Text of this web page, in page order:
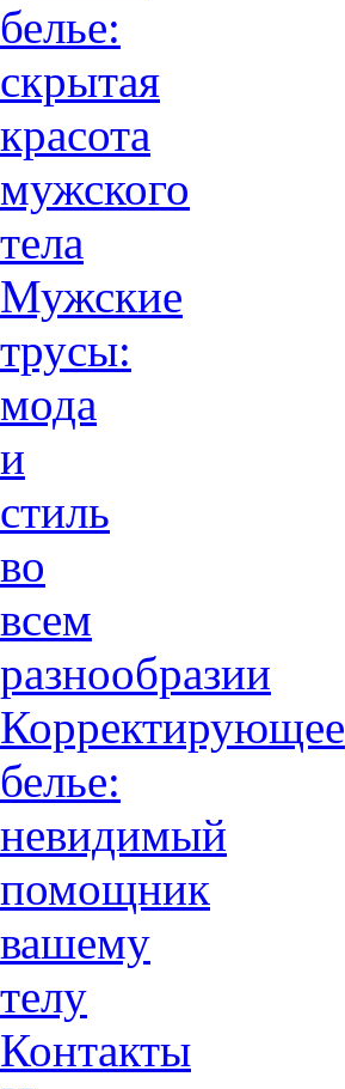
белье:
скрытая
красота
мужского
тела
Мужские
трусы:
мода
и
стиль
во
всем
разнообразии
Корректирующее
белье:
невидимый
помощник
вашему
телу
Контакты